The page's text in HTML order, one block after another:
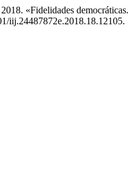
«Fidelidades
iij.24487872e.2018.18.12105.